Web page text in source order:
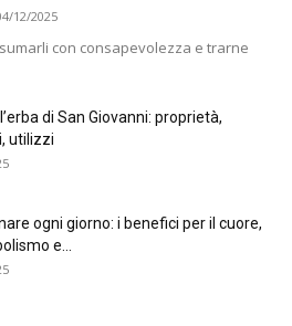
12/2025
con consapevolezza e trarne
di San Giovanni: proprietà,
utilizzi
ogni giorno: i benefici per il cuore,
e...